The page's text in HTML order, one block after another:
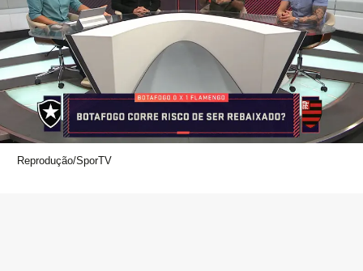
Reprodução/SporTV